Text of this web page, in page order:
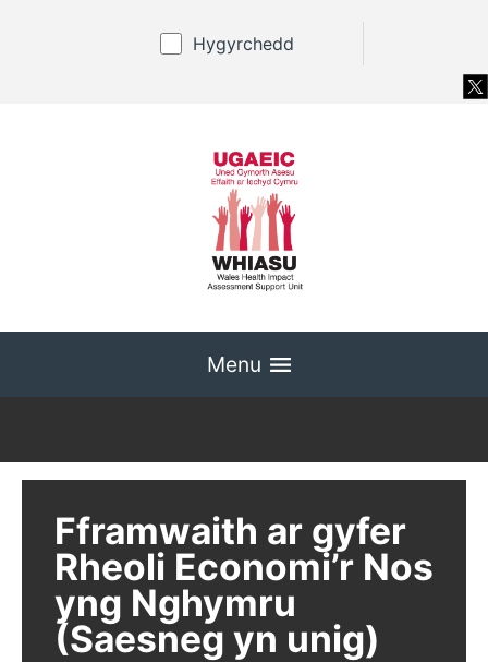
Hygyrchedd
Menu
Fframwaith ar gyfer
Rheoli Economi’r Nos
yng Nghymru
(Saesneg yn unig)